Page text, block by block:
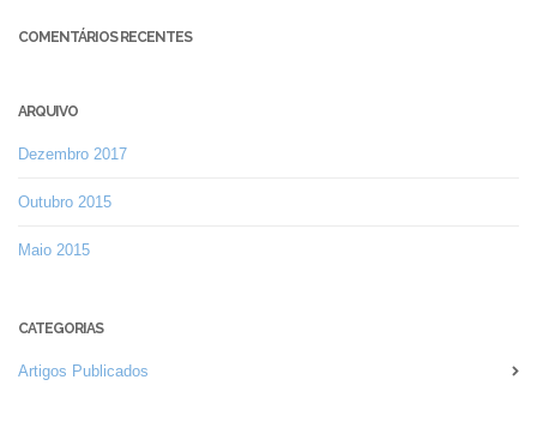
COMENTÁRIOS RECENTES
ARQUIVO
Dezembro 2017
Outubro 2015
Maio 2015
CATEGORIAS
Artigos Publicados